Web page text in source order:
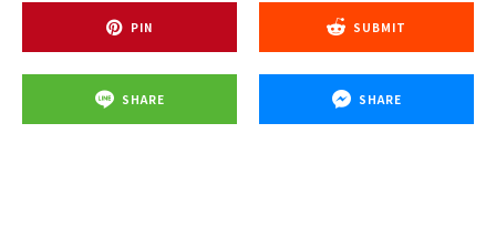
PIN SUBMIT
SHARE SHARE